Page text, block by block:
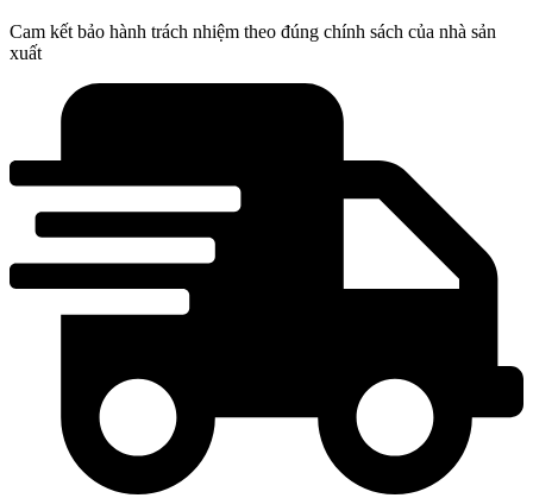
Cam kết bảo hành trách nhiệm theo đúng chính sách của nhà sản
xuất